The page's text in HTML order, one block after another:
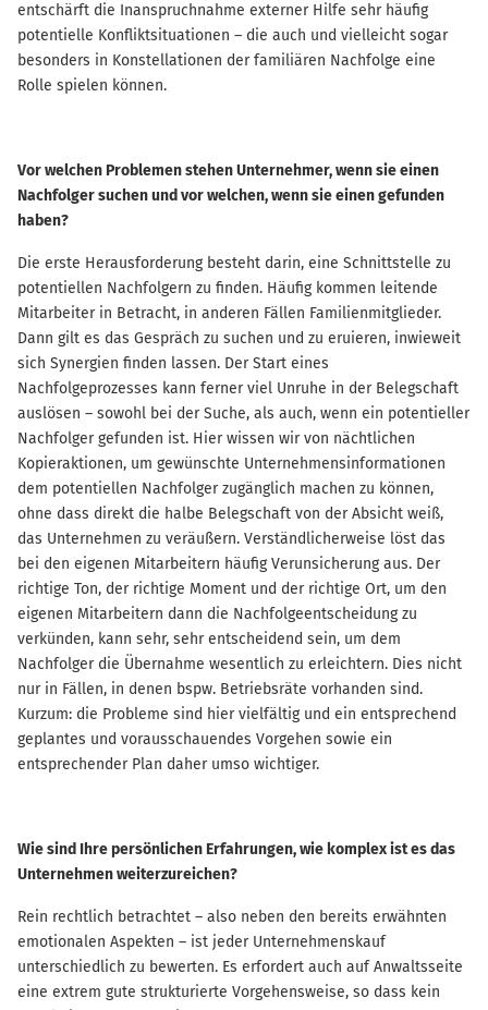
entschärft die Inanspruchnahme externer Hilfe sehr häufig
potentielle Konfliktsituationen – die auch und vielleicht sogar
besonders in Konstellationen der familiären Nachfolge eine
Rolle spielen können.
Vor welchen Problemen stehen Unternehmer, wenn sie einen
Nachfolger suchen und vor welchen, wenn sie einen gefunden
haben?
Die erste Herausforderung besteht darin, eine Schnittstelle zu
potentiellen Nachfolgern zu finden. Häufig kommen leitende
Mitarbeiter in Betracht, in anderen Fällen Familienmitglieder.
Dann gilt es das Gespräch zu suchen und zu eruieren, inwieweit
sich Synergien finden lassen. Der Start eines
Nachfolgeprozesses kann ferner viel Unruhe in der Belegschaft
auslösen – sowohl bei der Suche, als auch, wenn ein potentieller
Nachfolger gefunden ist. Hier wissen wir von nächtlichen
Kopieraktionen, um gewünschte Unternehmensinformationen
dem potentiellen Nachfolger zugänglich machen zu können,
ohne dass direkt die halbe Belegschaft von der Absicht weiß,
das Unternehmen zu veräußern. Verständlicherweise löst das
bei den eigenen Mitarbeitern häufig Verunsicherung aus. Der
richtige Ton, der richtige Moment und der richtige Ort, um den
eigenen Mitarbeitern dann die Nachfolgeentscheidung zu
verkünden, kann sehr, sehr entscheidend sein, um dem
Nachfolger die Übernahme wesentlich zu erleichtern. Dies nicht
nur in Fällen, in denen bspw. Betriebsräte vorhanden sind.
Kurzum: die Probleme sind hier vielfältig und ein entsprechend
geplantes und vorausschauendes Vorgehen sowie ein
entsprechender Plan daher umso wichtiger.
Wie sind Ihre persönlichen Erfahrungen, wie komplex ist es das
Unternehmen weiterzureichen?
Rein rechtlich betrachtet – also neben den bereits erwähnten
emotionalen Aspekten – ist jeder Unternehmenskauf
unterschiedlich zu bewerten. Es erfordert auch auf Anwaltsseite
eine extrem gute strukturierte Vorgehensweise, so dass kein